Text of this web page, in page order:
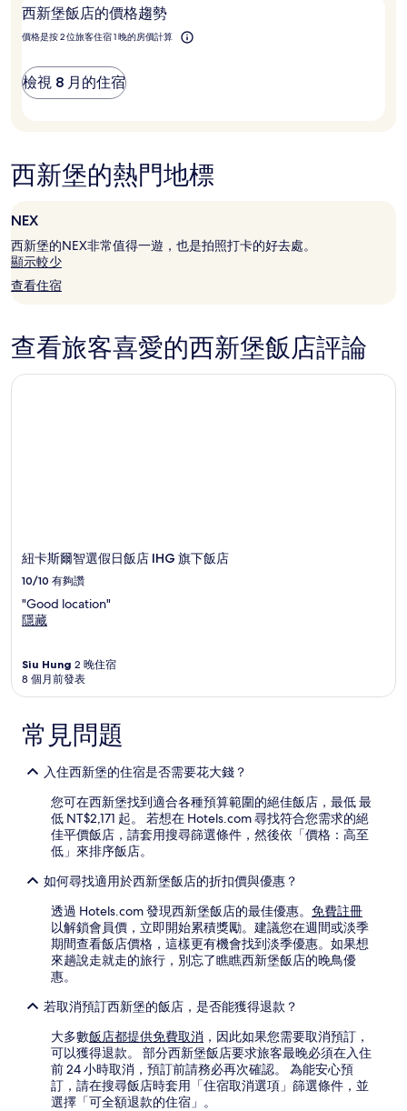
格
供
況
所
變
可
能
受
到
其
款
限
去
新
西新堡飯店的價格趨勢
價格是按 2 位旅客住宿 1 晚的房價計算
檢視 8 月的住宿
西新堡的熱門地標
NEX
西新堡的NEX非常值得一遊，也是拍照打卡的好去處。
顯示較少
查看住宿
查看旅客喜愛的西新堡飯店評論
紐卡斯爾智選假日飯店 IHG 旗下飯店
10/10 有夠讚
"Good location"
隱藏
Siu Hung 2 晚住宿
8 個月前發表
紐卡斯爾智選假日飯店 IHG 旗下飯店
常見問題
入住西新堡的住宿是否需要花大錢？
您可在西新堡找到適合各種預算範圍的絕佳飯店，最低 最
低 NT$2,171 起。 若想在 Hotels.com 尋找符合您需求的絕
佳平價飯店，請套用搜尋篩選條件，然後依「價格：高至
低」來排序飯店。
如何尋找適用於西新堡飯店的折扣價與優惠？
透過 Hotels.com 發現西新堡飯店的最佳優惠。 免費註冊
以解鎖會員價，立即開始累積獎勵。建議您在週間或淡季
期間查看飯店價格，這樣更有機會找到淡季優惠。如果想
來趟說走就走的旅行，別忘了瞧瞧西新堡飯店的晚鳥優
惠。
若取消預訂西新堡的飯店，是否能獲得退款？
大多數飯店都提供免費取消 ，因此如果您需要取消預訂，
可以獲得退款。 部分西新堡飯店要求旅客最晚必須在入住
前 24 小時取消，預訂前請務必再次確認。 為能安心預
訂，請在搜尋飯店時套用「住宿取消選項」篩選條件，並
選擇「可全額退款的住宿」。